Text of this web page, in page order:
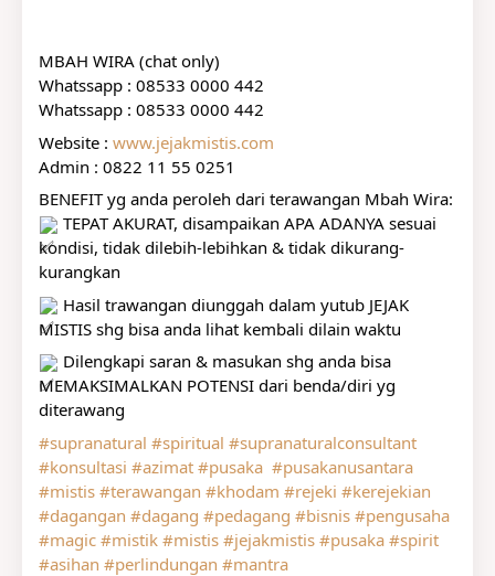
MBAH WIRA (chat only)
Whatssapp : 08533 0000 442
Whatssapp : 08533 0000 442
Website : www.jejakmistis.com
Admin : 0822 11 55 0251
BENEFIT yg anda peroleh dari terawangan Mbah Wira:
TEPAT AKURAT, disampaikan APA ADANYA sesuai
kondisi, tidak dilebih-lebihkan & tidak dikurang-
kurangkan
Hasil trawangan diunggah dalam yutub JEJAK
MISTIS shg bisa anda lihat kembali dilain waktu
Dilengkapi saran & masukan shg anda bisa
MEMAKSIMALKAN POTENSI dari benda/diri yg
diterawang
#supranatural #spiritual #supranaturalconsultant
#konsultasi #azimat #pusaka #pusakanusantara
#mistis #terawangan #khodam #rejeki #kerejekian
#dagangan #dagang #pedagang #bisnis #pengusaha
#magic #mistik #mistis #jejakmistis #pusaka #spirit
#asihan #perlindungan #mantra